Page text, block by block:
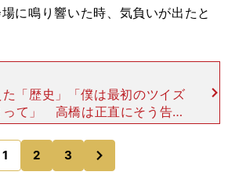
に鳴り響いた時、気負いが出たと
「歴史」「僕は最初のツイズ
って」 高橋は正直にそう告白
緊張感もあって、うまく合わ
カウント忘れて、『何回、回
たっけ？ 哉中
1 2 3